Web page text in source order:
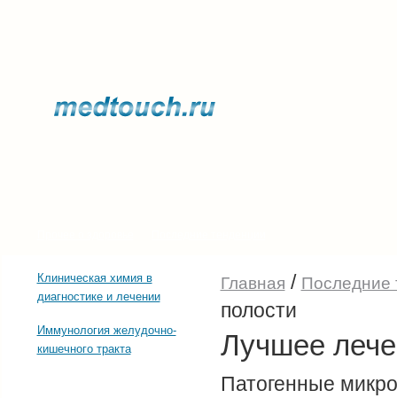
Клиническая химия в
диагностике и лечении
Иммунология желудочно-
кишечного тракта
Главная / Последние
полости
Лучшее
Патогенные